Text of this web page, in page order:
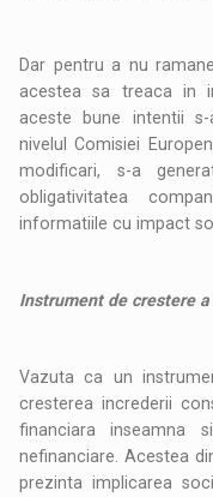
Dar pentru a nu
acestea sa treaca in
aceste bune intentii
nivelul Comisiei
modificari, s-a
obligativitatea
informatiile cu impact
Instrument de crestere
Vazuta ca un
cresterea increderii
financiara inseamna
nefinanciare. Acestea
prezinta implicarea